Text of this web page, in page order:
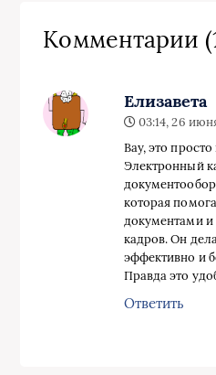
Комментарии
Елизавета
03:14, 26
Вау, это
Электронный
которая
документами и
кадров. Он
эффективно и
Правда это
Ответить